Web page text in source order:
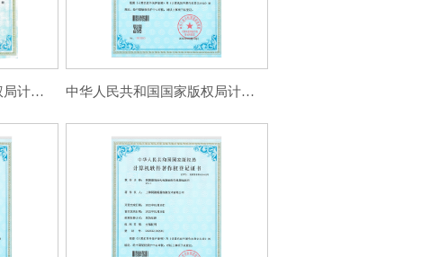
中华人民共和国国家版权局计算机软件薯作权登记证书 中华人民共和国国家版权局计算机软件薯作权登记证书